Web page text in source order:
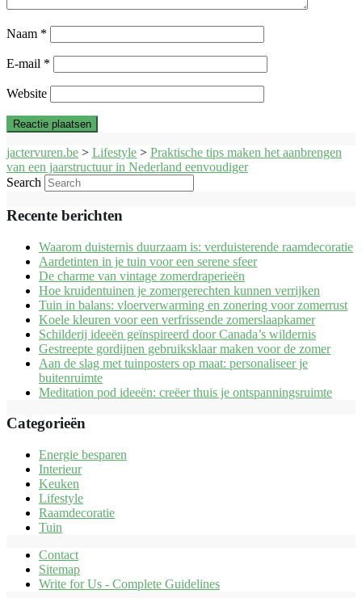
Naam *
E-mail *
Website
jactervuren.be > Lifestyle > Praktische tips maken het aanbrengen
van een jaarstructuur in Nederland eenvoudiger
Search
Recente berichten
Waarom duisternis duurzaam is: verduisterende raamdecoratie
Aardetinten in je tuin voor een serene sfeer
De charme van vintage zomerdraperieën
Hoe kruidentuinen je zomergerechten kunnen verrijken
Tuin in balans: vloerverwarming en zonering voor zomerrust
Koele kleuren voor een verfrissende zomerslaapkamer
Schilderij ideeën geïnspireerd door Canada’s wildernis
Gestreepte gordijnen gebruiksklaar maken voor de zomer
Aan de slag met tuinposters op maat: personaliseer je
buitenruimte
Meditation pod ideeën: creëer thuis je ontspanningsruimte
Categorieën
Energie besparen
Interieur
Keuken
Lifestyle
Raamdecoratie
Tuin
Contact
Sitemap
Write for Us - Complete Guidelines